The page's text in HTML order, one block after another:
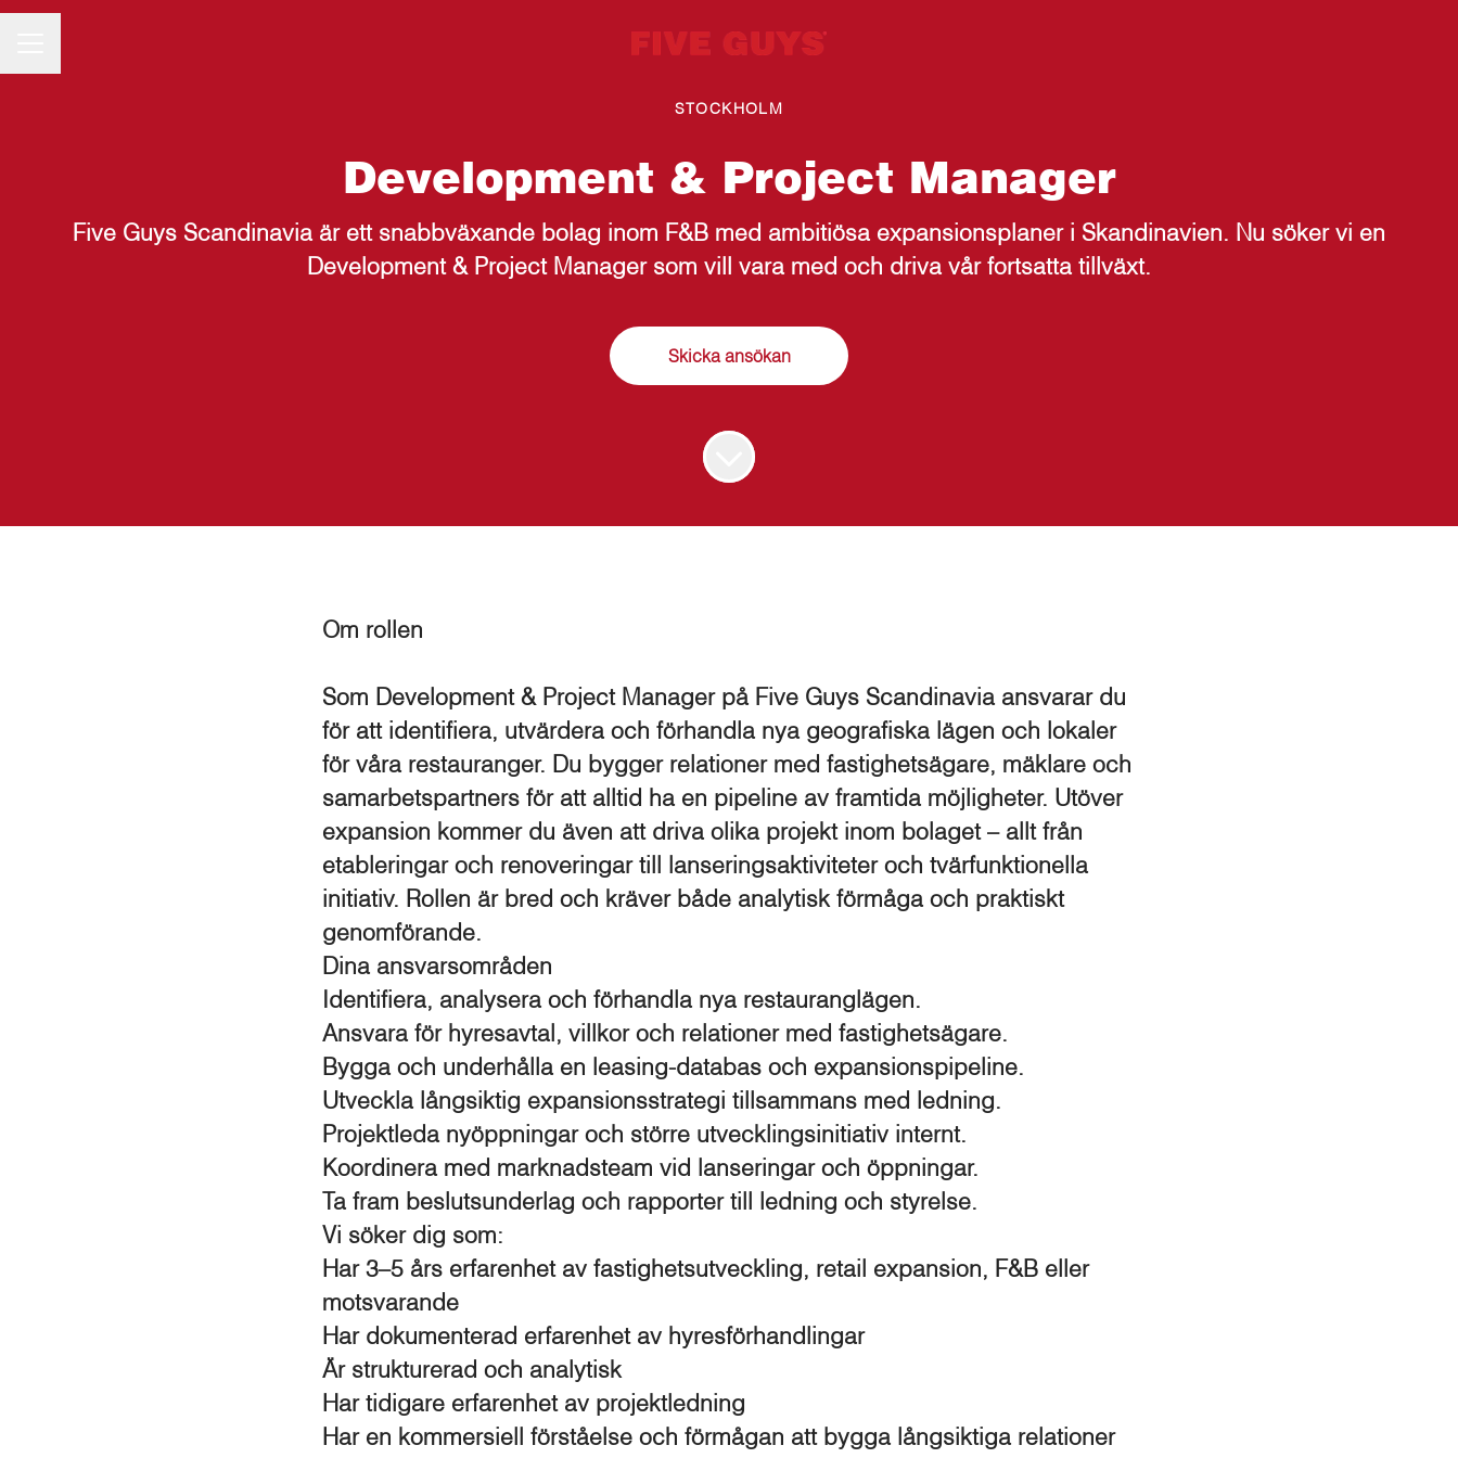
STOCKHOLM
Development & Project Manager
Five Guys Scandinavia är ett snabbväxande bolag inom F&B med ambitiösa expansionsplaner i Skandinavien. Nu söker vi en
Development & Project Manager som vill vara med och driva vår fortsatta tillväxt.
Skicka ansökan
Om rollen
Som Development & Project Manager på Five Guys Scandinavia ansvarar du
för att identifiera, utvärdera och förhandla nya geografiska lägen och lokaler
för våra restauranger. Du bygger relationer med fastighetsägare, mäklare och
samarbetspartners för att alltid ha en pipeline av framtida möjligheter. Utöver
expansion kommer du även att driva olika projekt inom bolaget – allt från
etableringar och renoveringar till lanseringsaktiviteter och tvärfunktionella
initiativ. Rollen är bred och kräver både analytisk förmåga och praktiskt
genomförande.
Dina ansvarsområden
Identifiera, analysera och förhandla nya restauranglägen.
Ansvara för hyresavtal, villkor och relationer med fastighetsägare.
Bygga och underhålla en leasing-databas och expansionspipeline.
Utveckla långsiktig expansionsstrategi tillsammans med ledning.
Projektleda nyöppningar och större utvecklingsinitiativ internt.
Koordinera med marknadsteam vid lanseringar och öppningar.
Ta fram beslutsunderlag och rapporter till ledning och styrelse.
Vi söker dig som:
Har 3–5 års erfarenhet av fastighetsutveckling, retail expansion, F&B eller
motsvarande
Har dokumenterad erfarenhet av hyresförhandlingar
Är strukturerad och analytisk
Har tidigare erfarenhet av projektledning
Har en kommersiell förståelse och förmågan att bygga långsiktiga relationer